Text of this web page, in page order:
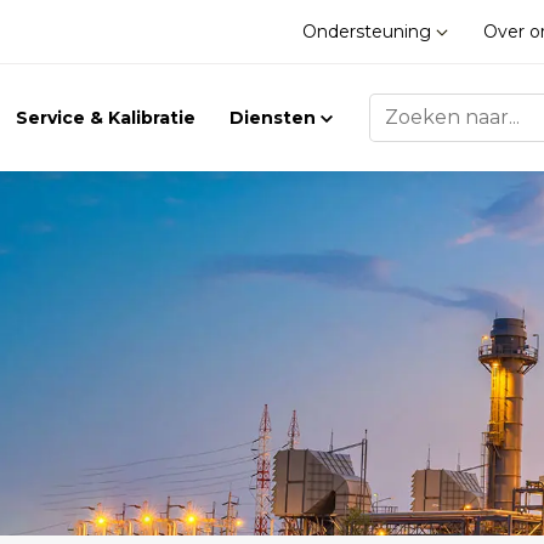
Ondersteuning Over
Gasdetectie
Accessoires
Service & Kalibratie Diensten